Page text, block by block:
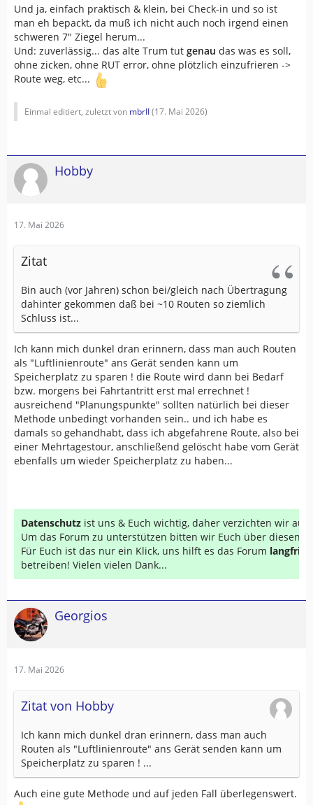
Und ja, einfach praktisch & klein, bei Check-in und so ist
man eh bepackt, da muß ich nicht auch noch irgend einen
schweren 7" Ziegel herum...
Und: zuverlässig... das alte Trum tut genau das was es soll,
ohne zicken, ohne RUT error, ohne plötzlich einzufrieren ->
Route weg, etc...
Einmal editiert, zuletzt von mbrII(17. Mai 2026)
Hobby
17. Mai 2026
Zitat
Bin auch (vor Jahren) schon bei/gleich nach Übertragung
dahinter gekommen daß bei ~10 Routen so ziemlich
Schluss ist...
Ich kann mich dunkel dran erinnern, dass man auch Routen
als "Luftlinienroute" ans Gerät senden kann um
Speicherplatz zu sparen ! die Route wird dann bei Bedarf
bzw. morgens bei Fahrtantritt erst mal errechnet !
ausreichend "Planungspunkte" sollten natürlich bei dieser
Methode unbedingt vorhanden sein.. und ich habe es
damals so gehandhabt, dass ich abgefahrene Route, also bei
einer Mehrtagestour, anschließend gelöscht habe vom Gerät
ebenfalls um wieder Speicherplatz zu haben...
Datenschutz ist uns & Euch wichtig, daher verzichten wir auf
Um das Forum zu unterstützen bitten wir Euch über diesen
Für Euch ist das nur ein Klick, uns hilft es das Forum
betreiben! Vielen vielen Dank...
Georgios
17. Mai 2026
Zitat von Hobby
Ich kann mich dunkel dran erinnern, dass man auch
Routen als "Luftlinienroute" ans Gerät senden kann um
Speicherplatz zu sparen ! ...
Auch eine gute Methode und auf jeden Fall überlegenswert.